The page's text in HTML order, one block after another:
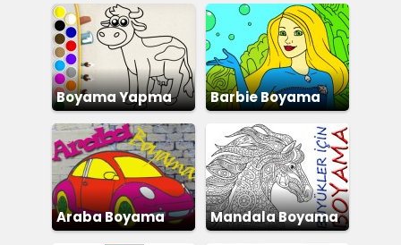
Boyama Yapma Barbie Boyama
Araba Boyama Mandala Boyama